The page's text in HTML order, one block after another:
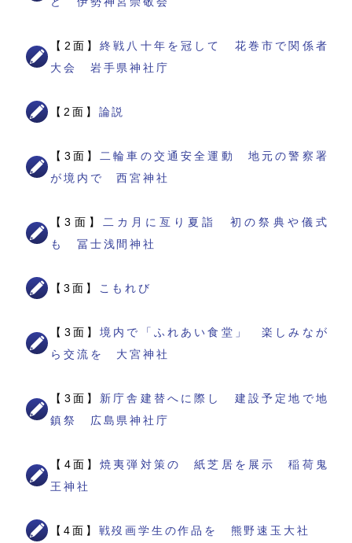
【2面】終戦八十年を冠して 花巻市で関係者
大会 岩手県神社庁
【2面】 論説
【3面】
二輪車の交通安全運動 地元の警察署
が境内で 西宮神社
【3面】
二カ月に亙り夏詣 初の祭典や儀式
も 冨士浅間神社
【3面】 こもれび
【3面】境内で「ふれあい食堂」 楽しみなが
ら交流を 大宮神社
【3面】 新庁舎建替へに際し 建設予定地で地
鎮祭 広島県神社庁
【4面】焼夷弾対策の 紙芝居を展示 稲荷鬼
王神社
【4面】 戦歿画学生の作品を 熊野速玉大社